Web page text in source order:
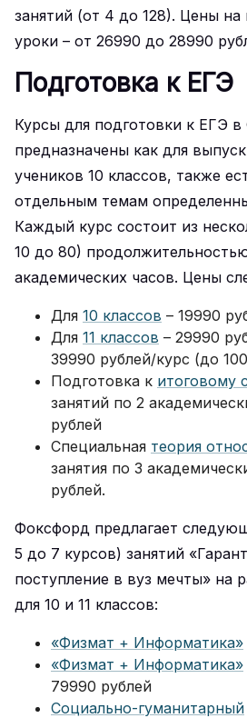
занятий (от 4 до 128). Цены
уроки – от 26990 до 28990
Подготовка к ЕГЭ
Курсы для подготовки к ЕГЭ
предназначены как для
учеников 10 классов, также
отдельным темам
Каждый курс состоит из
10 до 80)
академических часов. Цены
Для 10 классов – 19990
Для 11 классов – 29990
39990 рублей/курс (до
Подготовка к итоговому
занятий по 2
рублей
Специальная теория
занятия по 3
рублей.
Фоксфорд предлагает
5 до 7 курсов) занятий
поступление в вуз мечты» на
для 10 и 11 классов:
«Физмат + Информатика»
«Физмат + Информатика»
79990 рублей
Социально-гуманитарный